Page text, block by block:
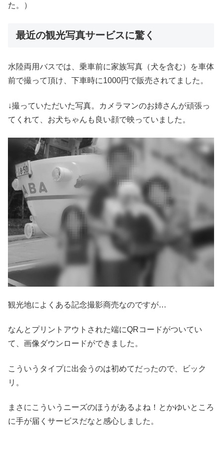
た。）
最近の観光写真サービスに驚く
水陸両用バスでは、乗車前に家族写真（犬を含む）を車体
前で撮って頂け、下車時に1000円で販売されてました。
↓撮っていただいた写真。カメラマンのお姉さんが頑張っ
てくれて、お犬ちゃんも良い顔で映っていました。
観光地によくある記念撮影商売なのですが…
なんとプリントアウトされた端にQRコードがついてい
て、画像ダウンロードができました。
こういうタイプに出会うのは初めてだったので、ビック
リ。
まさにこういうニーズのほうがあるよね！とかゆいところ
に手が届くサービスだなと感心しました。